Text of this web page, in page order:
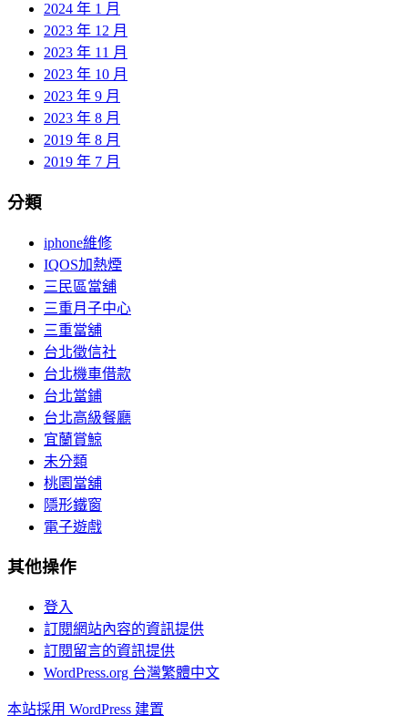
2024 年 1 月
2023 年 12 月
2023 年 11 月
2023 年 10 月
2023 年 9 月
2023 年 8 月
2019 年 8 月
2019 年 7 月
分類
iphone維修
IQOS加熱煙
三民區當舖
三重月子中心
三重當舖
台北徵信社
台北機車借款
台北當鋪
台北高級餐廳
宜蘭賞鯨
未分類
桃園當舖
隱形鐵窗
電子遊戲
其他操作
登入
訂閱網站內容的資訊提供
訂閱留言的資訊提供
WordPress.org 台灣繁體中文
本站採用 WordPress 建置